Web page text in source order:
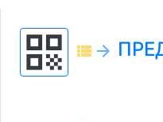
qr_code view_list arrow_forward